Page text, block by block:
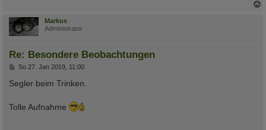
Markus
Administrator
Re: Besondere Beobachtungen
B
i
a
g
So 27. Jan 2019, 11:00
Segler beim Trinken.
Tolle Aufnahme